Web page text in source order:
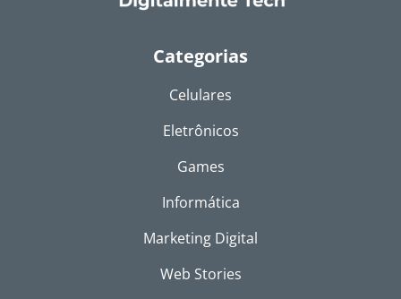
Categorias
Celulares
Eletrônicos
Games
Informática
Marketing Digital
Web Stories